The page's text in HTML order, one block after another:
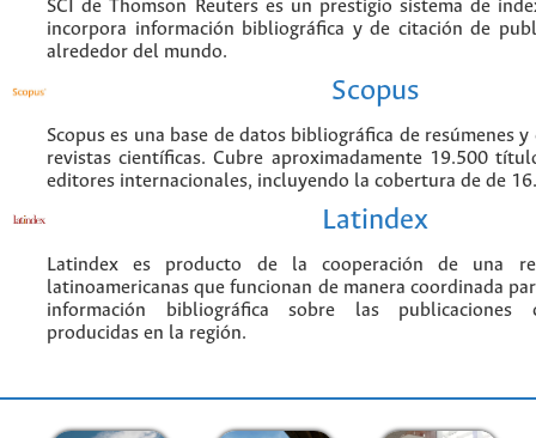
SCI de Thomson Reuters es un prestigio sistema de
incorpora información bibliográfica y de citación de
alrededor del mundo.
Scopus
Scopus es una base de datos bibliográfica de resúmenes
revistas científicas. Cubre aproximadamente 19.500
editores internacionales, incluyendo la cobertura de de
Latindex
Latindex es producto de la cooperación de una
latinoamericanas que funcionan de manera coordinada
información bibliográfica sobre las publicaciones
producidas en la región.